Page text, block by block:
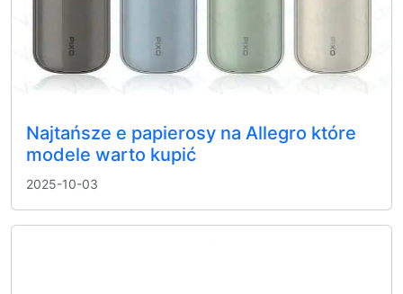
Najtańsze e papierosy na Allegro które
modele warto kupić
2025-10-03